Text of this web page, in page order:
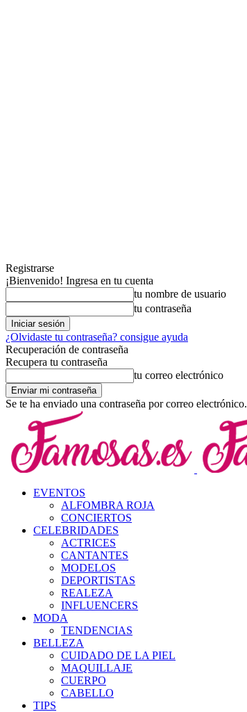
Registrarse
¡Bienvenido! Ingresa en tu cuenta
tu nombre de usuario
tu contraseña
¿Olvidaste tu contraseña? consigue ayuda
Recuperación de contraseña
Recupera tu contraseña
tu correo electrónico
Se te ha enviado una contraseña por correo electrónico.
EVENTOS
ALFOMBRA ROJA
CONCIERTOS
CELEBRIDADES
ACTRICES
CANTANTES
MODELOS
DEPORTISTAS
REALEZA
INFLUENCERS
MODA
TENDENCIAS
BELLEZA
CUIDADO DE LA PIEL
MAQUILLAJE
CUERPO
CABELLO
TIPS